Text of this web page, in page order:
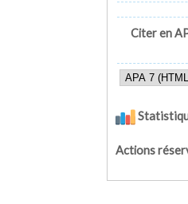
Citer en
Actions